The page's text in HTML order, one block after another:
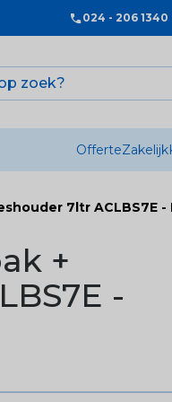
024 - 206 1340
OfferteZakelijk
7ltr ACLBS7E -
+
-